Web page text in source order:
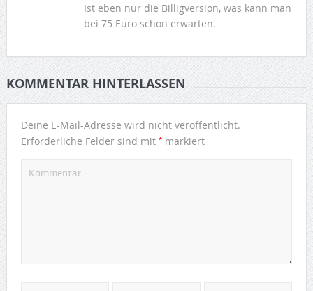
Ist eben nur die Billigversion, was kann man
bei 75 Euro schon erwarten.
KOMMENTAR HINTERLASSEN
Deine E-Mail-Adresse wird nicht veröffentlicht.
Erforderliche Felder sind mit *markiert